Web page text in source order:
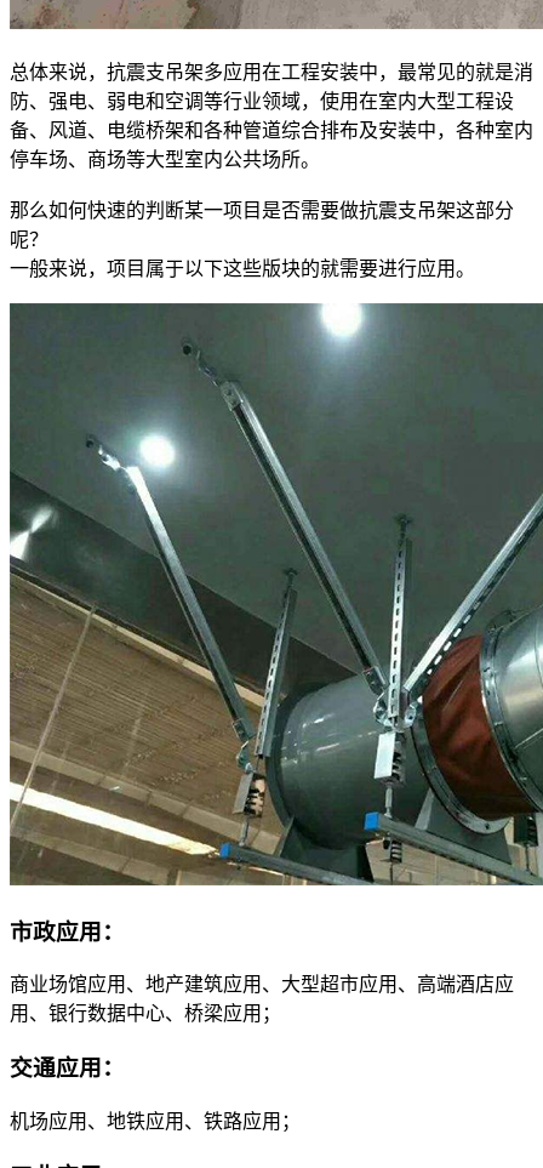
总体来说，抗震支吊架多应用在工程安装中，最常见的就是消
防、强电、弱电和空调等行业领域，使用在室内大型工程设
备、风道、电缆桥架和各种管道综合排布及安装中，各种室内
停车场、商场等大型室内公共场所。
那么如何快速的判断某一项目是否需要做抗震支吊架这部分
呢？
一般来说，项目属于以下这些版块的就需要进行应用。
市政应用：
商业场馆应用、地产建筑应用、大型超市应用、高端酒店应
用、银行数据中心、桥梁应用；
交通应用：
机场应用、地铁应用、铁路应用；